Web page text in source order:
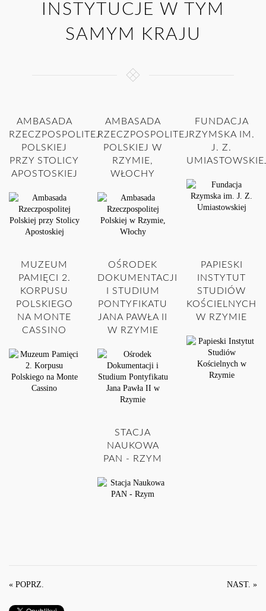
INSTYTUCJE W TYM
SAMYM KRAJU
AMBASADA
RZECZPOSPOLITEJ
POLSKIEJ
PRZY STOLICY
APOSTOSKIEJ
AMBASADA
RZECZPOSPOLITEJ
POLSKIEJ W
RZYMIE,
WŁOCHY
FUNDACJA
RZYMSKA IM.
J. Z.
MUZEUM
PAMIĘCI 2.
KORPUSU
POLSKIEGO
NA MONTE
CASSINO
OŚRODEK
DOKUMENTACJI
I STUDIUM
PONTYFIKATU
JANA PAWŁA II
W RZYMIE
PAPIESKI
INSTYTUT
STUDIÓW
KOŚCIELNYCH
W RZYMIE
STACJA
NAUKOWA
PAN - RZYM
« POPRZ. NAST. »